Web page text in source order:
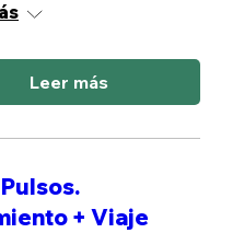
Leer más
+ Viaje